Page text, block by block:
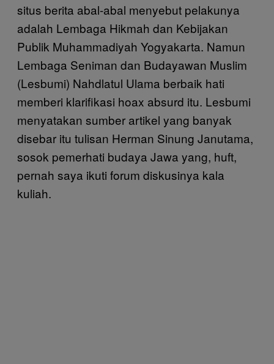
situs berita abal-abal menyebut pelakunya
adalah Lembaga Hikmah dan Kebijakan
Publik Muhammadiyah Yogyakarta. Namun
Lembaga Seniman dan Budayawan Muslim
(Lesbumi) Nahdlatul Ulama berbaik hati
memberi klarifikasi hoax absurd itu. Lesbumi
menyatakan sumber artikel yang banyak
disebar itu tulisan Herman Sinung Janutama,
sosok pemerhati budaya Jawa yang, huft,
pernah saya ikuti forum diskusinya kala
kuliah.